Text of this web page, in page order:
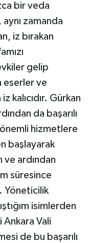
bir veda
zamanda
iz bırakan
gelip
eserler ve
kalıcıdır. Gürkan
da başarılı
hizmetlere
başlayarak
ve ardından
süresince
Yöneticilik
isimlerden
Vali
de bu başarılı